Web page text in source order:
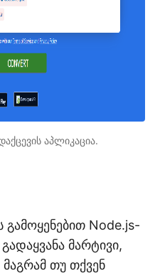
აპლიკაცია.
გამოყენებით Node.js-
მარტივი,
თუ თქვენ